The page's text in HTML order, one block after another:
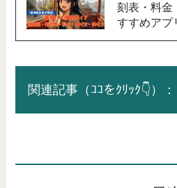
刻表・料金
すすめアプ
関連記事（ｺｺをｸﾘｯｸ👇）：